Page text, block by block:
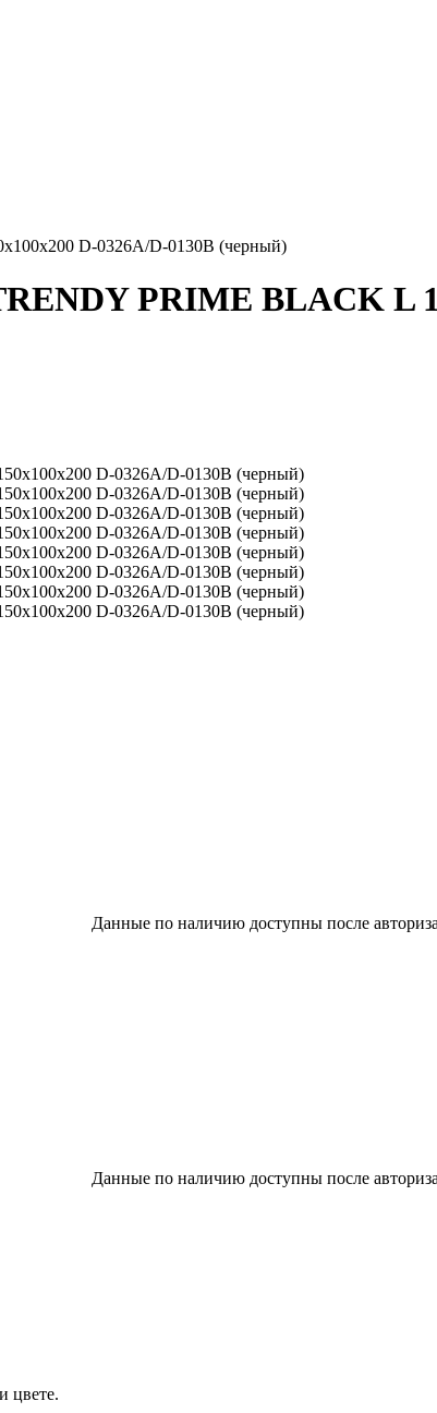
D-0326A/D-0130B (черный)
PRIME BLACK L
Данные по наличию доступны после
Данные по наличию доступны после
цвете.